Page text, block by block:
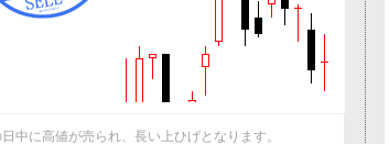
中に高値が売られ、長い上ひげとなります。